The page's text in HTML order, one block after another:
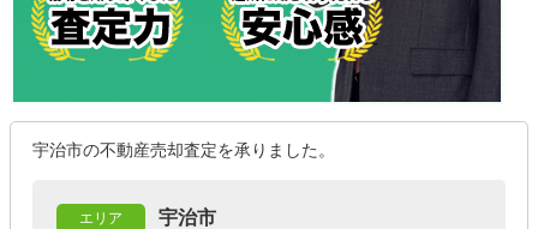
宇治市の不動産売却査定を承りました。
エリア 宇治市